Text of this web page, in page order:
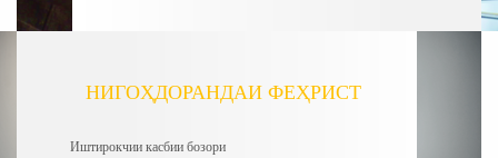
НИГОҲДОРАНДАИ ФЕҲРИСТ
Иштирокчии касбии бозори